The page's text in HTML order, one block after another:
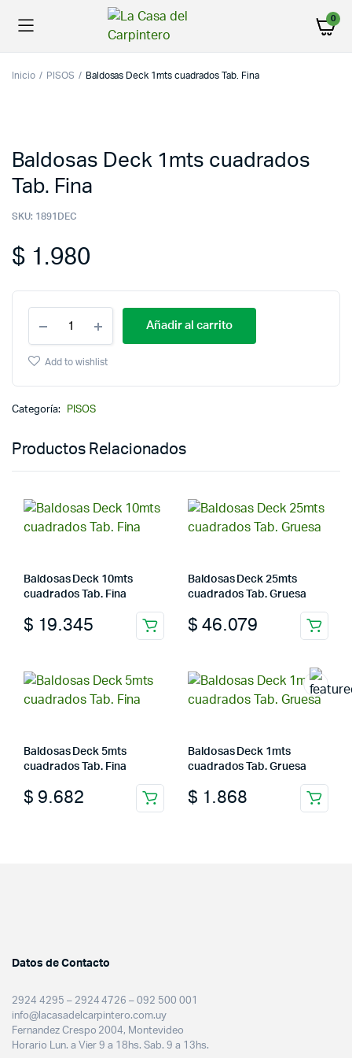
0
Inicio PISOS Baldosas Deck 1mts cuadrados Tab. Fina
Baldosas Deck 1mts cuadrados
Tab. Fina
SKU: 1891DEC
$1.980
Añadir al carrito
Add to wishlist
Categoría: PISOS
Productos Relacionados
Baldosas Deck 10mts
cuadrados Tab. Fina
$ 19.345
Baldosas Deck 25mts
cuadrados Tab. Gruesa
$ 46.079
Baldosas Deck 5mts
cuadrados Tab. Fina
$ 9.682
Baldosas Deck 1mts
cuadrados Tab. Gruesa
$ 1.868
Datos de Contacto
2924 4295 – 2924 4726 – 092 500 001
info@lacasadelcarpintero.com.uy
Fernandez Crespo 2004, Montevideo
Horario Lun. a Vier 9 a 18hs. Sab. 9 a 13hs.